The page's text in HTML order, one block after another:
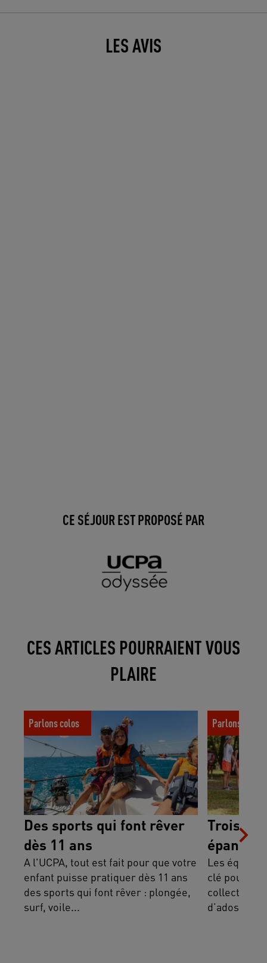
LES AVIS
CE SÉJOUR EST PROPOSÉ PAR
CES ARTICLES POURRAIENT VOUS
PLAIRE
Des sports qui font rêver dès 11 ans
Parlons colos
Des sports qui font rêver
dès 11 ans
A l'UCPA, tout est fait pour que votre
enfant puisse pratiquer dès 11 ans
des sports qui font rêver : plongée,
surf, voile...
Trois
colo
Parlons colos
Trois
épanoui
Les
clé pour
collective
d’ados en